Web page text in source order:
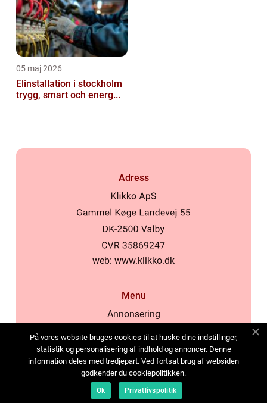
05 maj 2026
Elinstallation i stockholm
trygg, smart och energ...
Adress
web: www.klikko.dk
Menu
Annonsering
Cookies
Kontakta oss
Sitemap
På vores website bruges cookies til at huske dine indstillinger,
statistik og personalisering af indhold og annoncer. Denne
information deles med tredjepart. Ved fortsat brug af websiden
godkender du cookiepolitikken.
Ok Privatlivspolitik